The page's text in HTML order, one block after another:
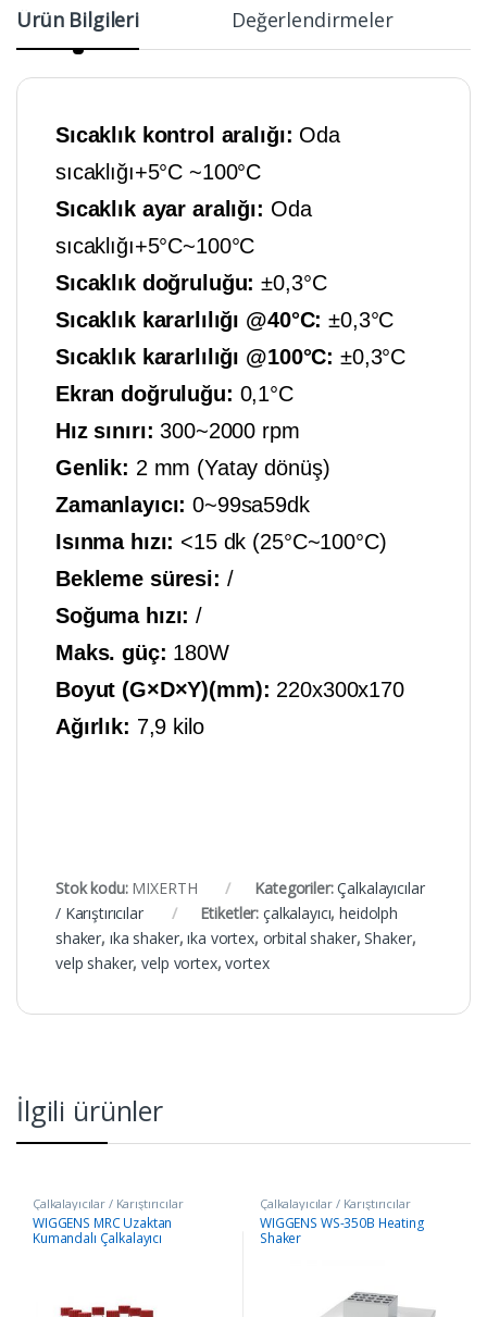
Ürün Bilgileri Değerlendirmeler
Sıcaklık kontrol aralığı: Oda
sıcaklığı+5°C ~100°C
Sıcaklık ayar aralığı: Oda
sıcaklığı+5°C~100°C
Sıcaklık doğruluğu:±0,3°C
Sıcaklık kararlılığı @40°C:±0,3°C
Sıcaklık kararlılığı @100°C: ±0,3°C
Ekran doğruluğu: 0,1°C
Hız sınırı:300~2000 rpm
Genlik: 2 mm (Yatay dönüş)
Zamanlayıcı:0~99sa59dk
Isınma hızı: <15 dk (25°C~100°C)
Bekleme süresi: /
Soğuma hızı:/
Maks. güç: 180W
Boyut (G×D×Y)(mm): 220x300x170
Ağırlık: 7,9 kilo
Stok kodu: MIXERTH Kategoriler:Çalkalayıcılar
/ Karıştırıcılar
Etiketler: çalkalayıcı,heidolph
shaker, ıka shaker,ıka vortex, orbital shaker,Shaker,
velp shaker,velp vortex,vortex
İlgili ürünler
Çalkalayıcılar / Karıştırıcılar
WIGGENS MRC Uzaktan
Kumandalı Çalkalayıcı
Çalkalayıcılar / Karıştırıcılar
WIGGENS WS-350B Heating
Shaker